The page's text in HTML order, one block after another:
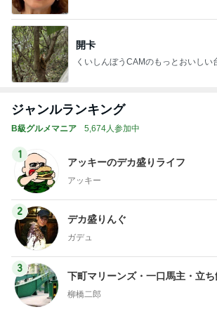
開卡
くいしんぼうCAMのもっとおいしい
ジャンルランキング
B級グルメマニア 5,674人参加中
1
アッキーのデカ盛りライフ
アッキー
2
デカ盛りんぐ
ガデュ
3
下町マリーンズ・一口馬主・立
柳橋二郎